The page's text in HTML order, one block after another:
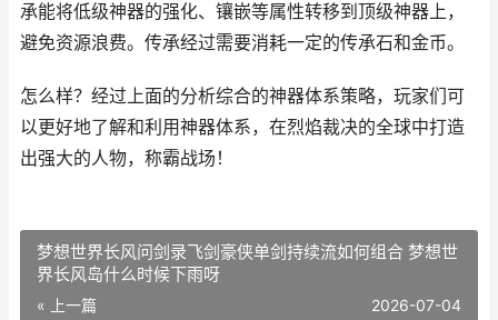
承能将低级神器的强化、镶嵌等属性转移到顶级神器上，
避免资源浪费。传承经过需要消耗一定的传承石和金币。
怎么样？经过上面的分析综合的神器体系策略，玩家们可
以更好地了解和利用神器体系，在烈焰裁决的全球中打造
出强大的人物，称霸战场！
梦想世界长风问剑录飞剑豪侠单剑持续流如何组合 梦想世
界长风岛什么时候下雨呀
« 上一篇 2026-07-04